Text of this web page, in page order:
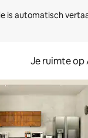
is automatisch
Je ruimte